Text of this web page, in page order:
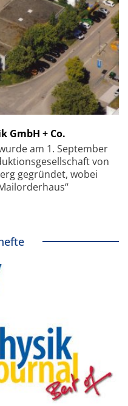
GmbH + Co.
am 1. September
von
gegründet, wobei